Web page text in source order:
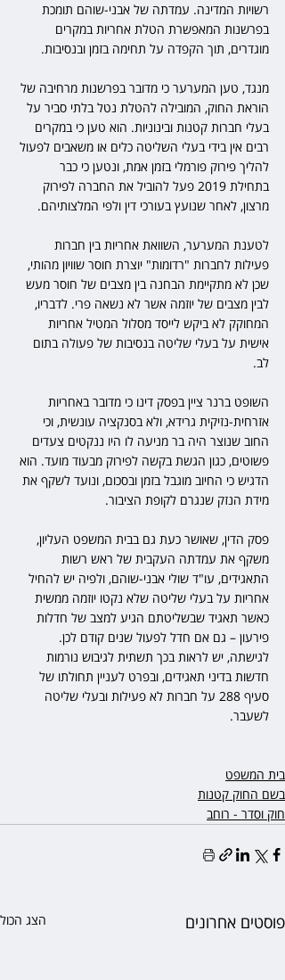
רשויות המדינה. עמדתה של אבני-שוהם תומכת
בפרשנות המאפשרת הטלת אחריות במקרים
מוגדרים, תוך הקפדה על תחימה בזמן ובנסיבות.
מנגד, טען המערער כי מדובר בפרשנות מרחיבה של
הוראת החוק, המובילה להטלת נטל בלתי סביר על
בעלי חברות קטנות ובינוניות. הוא טען כי במקרים
רבים אין בידי בעלי השליטה כלים או משאבים לפעול
להליך פירוק פורמלי בזמן אמת, ונטען כי כבר
בתחילת 2019 פעל להוביל את החברה לפירוק
מרצון, לאחר שנועץ בעורכי דין ולפי המלצותיהם.
לטענת המערער, השוואת אחריות בין חברות
פעילות לחברות "רדומות" יוצרת חוסר שוויון מהותי,
שכן לא מתקיימת הבחנה בין מצבים של חוסר מעש
לבין מצבים של יוזמה אשר לא נשאה פרי. לדבריו,
המחוקק לא ביקש לייסד מסלול המטיל אחריות
אישית על בעלי שליטה בנסיבות של פעולה בתום
לב.
השופט ברנר ציין בפסק דינו כי מדובר באחריות
אזרחית-נזיקית גרידא, ולא בסנקציה עונשית, וכי
החוב שנוצר היה בר מניעה לו היו ננקטים צעדים
פשוטים, כגון הגשת בקשה לפירוק מבעוד מועד. הוא
הדגיש כי החיוב מוגבל בזמן ובסכום, ונועד לשקף את
מידת הנזק שנגרם לקופת הציבור.
פסק הדין, שאושר כעת גם בבית המשפט העליון,
משקף את עמדתה העקבית של ראש רשות
התאגידים, עו"ד שולי אבני-שוהם, ולפיה יש להחיל
אחריות על בעלי שליטה שלא נקטו יוזמה ממשית
כאשר תאגיד שבשליטתם הגיע למצב של חדלות
פירעון – גם אם חדל לפעול שנים קודם לכן.
לגישתה, יש לראות בכך תשתית לגיבוש נורמות
חדשות בדיני תאגידים, ובפרט לעניין תחולתו של
סעיף 288 על חברות לא פעילות ובעלי שליטה
לשעבר.
בית המשפט
בשם החוק קטנות
חוק וסדר - רוחב
פוסטים אחרונים הצג הכול